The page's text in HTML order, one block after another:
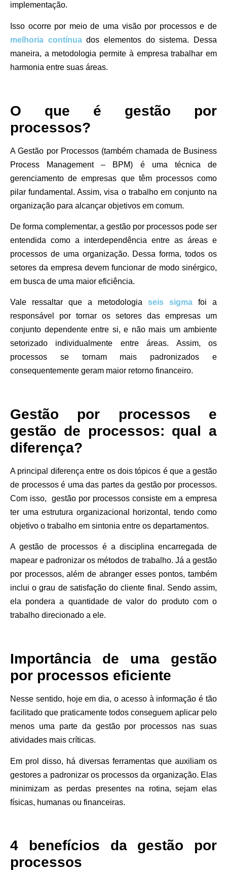
implementação.
Isso ocorre por meio de uma visão por processos e de
melhoria contínuados elementos do sistema. Dessa
maneira, a metodologia permite à empresa trabalhar em
harmonia entre suas áreas.
O que é gestão por
processos?
A Gestão por Processos (também chamada de Business
Process Management – BPM) é uma técnica de
gerenciamento de empresas que têm processos como
pilar fundamental. Assim, visa o trabalho em conjunto na
organização para alcançar objetivos em comum.
De forma complementar, a gestão por processos pode ser
entendida como a interdependência entre as áreas e
processos de uma organização. Dessa forma, todos os
setores da empresa devem funcionar de modo sinérgico,
em busca de uma maior eficiência.
Vale ressaltar que a metodologia seis sigma foi a
responsável por tornar os setores das empresas um
conjunto dependente entre si, e não mais um ambiente
setorizado individualmente entre áreas. Assim, os
processos se tornam mais padronizados e
consequentemente geram maior retorno financeiro.
Gestão por processos e
gestão de processos: qual a
diferença?
A principal diferença entre os dois tópicos é que a gestão
de processos é uma das partes da gestão por processos.
Com isso, gestão por processos consiste em a empresa
ter uma estrutura organizacional horizontal, tendo como
objetivo o trabalho em sintonia entre os departamentos.
A gestão de processos é a disciplina encarregada de
mapear e padronizar os métodos de trabalho. Já a gestão
por processos, além de abranger esses pontos, também
inclui o grau de satisfação do cliente final. Sendo assim,
ela pondera a quantidade de valor do produto com o
trabalho direcionado a ele.
Importância de uma gestão
por processos eficiente
Nesse sentido, hoje em dia, o acesso à informação é tão
facilitado que praticamente todos conseguem aplicar pelo
menos uma parte da gestão por processos nas suas
atividades mais críticas.
Em prol disso, há diversas ferramentas que auxiliam os
gestores a padronizar os processos da organização. Elas
minimizam as perdas presentes na rotina, sejam elas
físicas, humanas ou financeiras.
4 benefícios da gestão por
processos